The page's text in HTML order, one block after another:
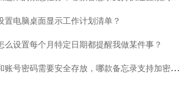
置电脑桌面显示工作计划清单？
么设置每个月特定日期都提醒我做某件事？
日记和账号密码需要安全存放，哪款备忘录支持加密保护？